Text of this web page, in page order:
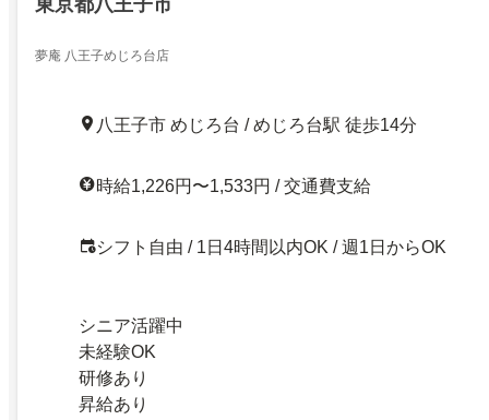
東京都八王子市
夢庵 八王子めじろ台店
八王子市 めじろ台 / めじろ台駅 徒歩14分
時給1,226円〜1,533円 / 交通費支給
シフト自由 / 1日4時間以内OK / 週1日からOK
シニア活躍中
未経験OK
研修あり
昇給あり